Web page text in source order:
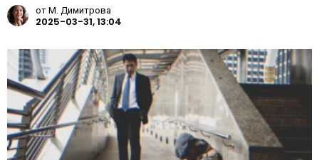
отМ. Димитрова
2025-03-31, 13:04